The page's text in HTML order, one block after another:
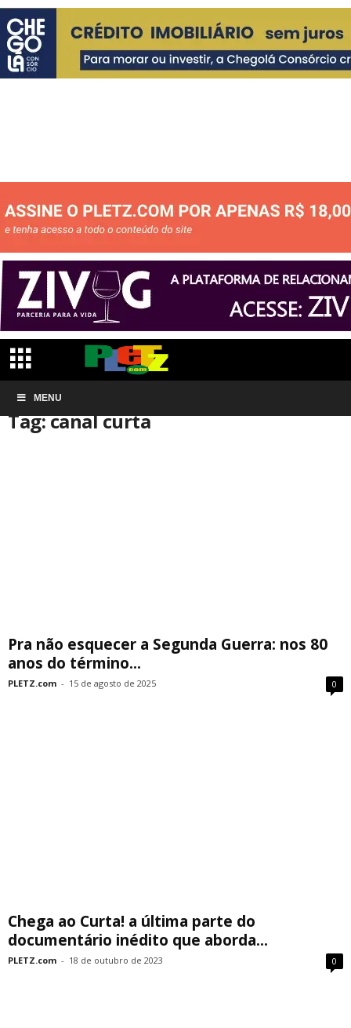
MENU
Início Tags
Tag: canal curta
Pra não esquecer a Segunda Guerra: nos 80
anos do término...
PLETZ.com - 15 de agosto de 2025 0
Chega ao Curta! a última parte do
documentário inédito que aborda...
PLETZ.com - 18 de outubro de 2023 0